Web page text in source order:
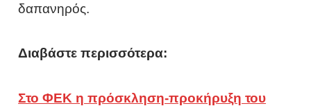
δαπανηρός.
Διαβάστε περισσότερα:
Στο ΦΕΚ η πρόσκληση-προκήρυξη του